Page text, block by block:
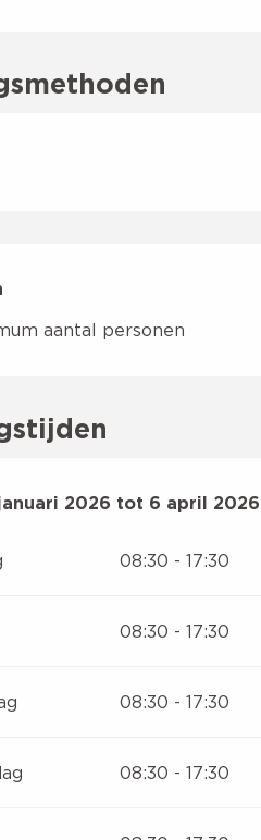
aantal personen
2026 tot 6 april 2026
2026 tot 6 april 2026
08:30 - 17:30
08:30 - 17:30
08:30 - 17:30
08:30 - 17:30